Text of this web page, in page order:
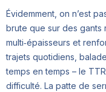
Évidemment, on n’est
brute que sur des gants
multi‑épaisseurs et
trajets quotidiens,
temps en temps – le
difficulté. La patte de